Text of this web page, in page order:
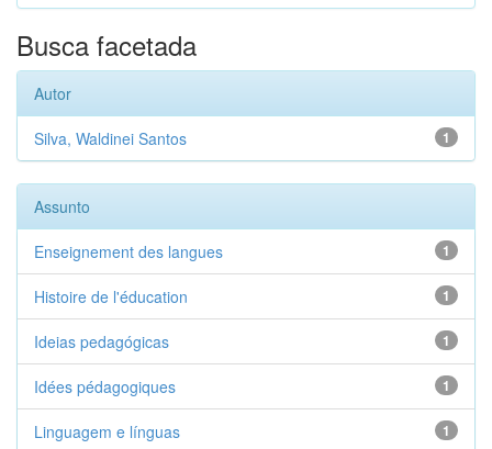
Busca facetada
Autor
1
Silva, Waldinei Santos
Assunto
1
Enseignement des langues
1
Histoire de l'éducation
1
Ideias pedagógicas
1
Idées pédagogiques
1
Linguagem e línguas